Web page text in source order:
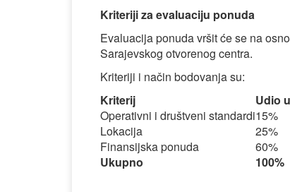
Kriteriji za evaluaciju ponuda
Evaluacija ponuda vršit će se na
Sarajevskog otvorenog centra.
Kriteriji i način bodovanja su:
Kriterij
Udio
Operativni i društveni standardi15%
Lokacija
25%
Finansijska ponuda
60%
Ukupno
100%